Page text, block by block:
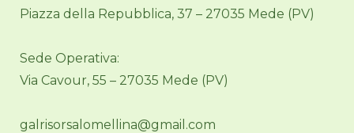
Piazza della Repubblica, 37 – 27035 Mede (PV)
Sede Operativa:
Via Cavour, 55 – 27035 Mede (PV)
galrisorsalomellina@gmail.com